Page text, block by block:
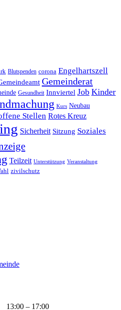
Blutspenden corona Engelhartszell
Gemeinderat
Gesundheit Innviertel Job Kinder
Kurs Neubau
Stellen Rotes Kreuz
Sicherheit Sitzung Soziales
Teilzeit Unterstützung Veranstaltung
zivilschutz
13:00 – 17:00